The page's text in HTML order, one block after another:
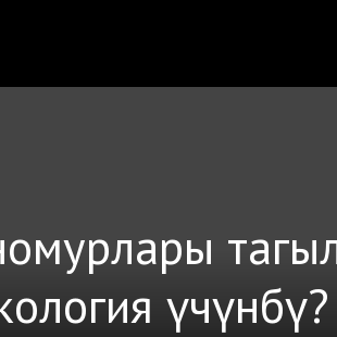
номурлары
үчүнбү?